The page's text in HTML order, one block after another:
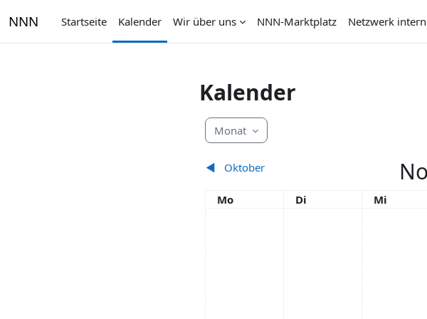
NNN Startseite Kalender Wir über uns NNN-Marktplatz Netzwerk intern
Kalender
Monat
◀︎ Oktober
Montag
Mo Dienstag
Di Mittwoch
Mi